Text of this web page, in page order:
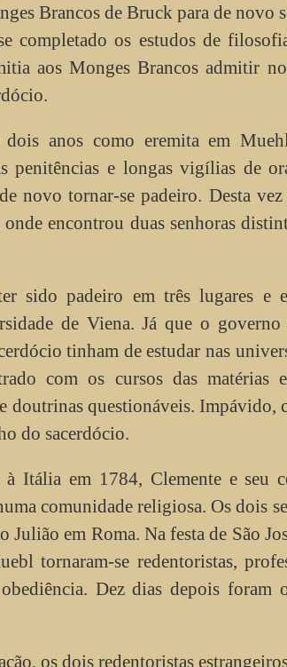
Brancos de Bruck para de novo
completado os estudos de
aos Monges Brancos admitir
anos como eremita em
penitências e longas vigílias de
novo tornar-se padeiro. Desta
encontrou duas senhoras
sido padeiro em três lugares e
de Viena. Já que o
tinham de estudar nas
com os cursos das matérias
doutrinas questionáveis. Impávido,
do sacerdócio.
à Itália em 1784, Clemente e seu
comunidade religiosa. Os dois
em Roma. Na festa de São
tornaram-se redentoristas,
Dez dias depois foram
os dois redentoristas